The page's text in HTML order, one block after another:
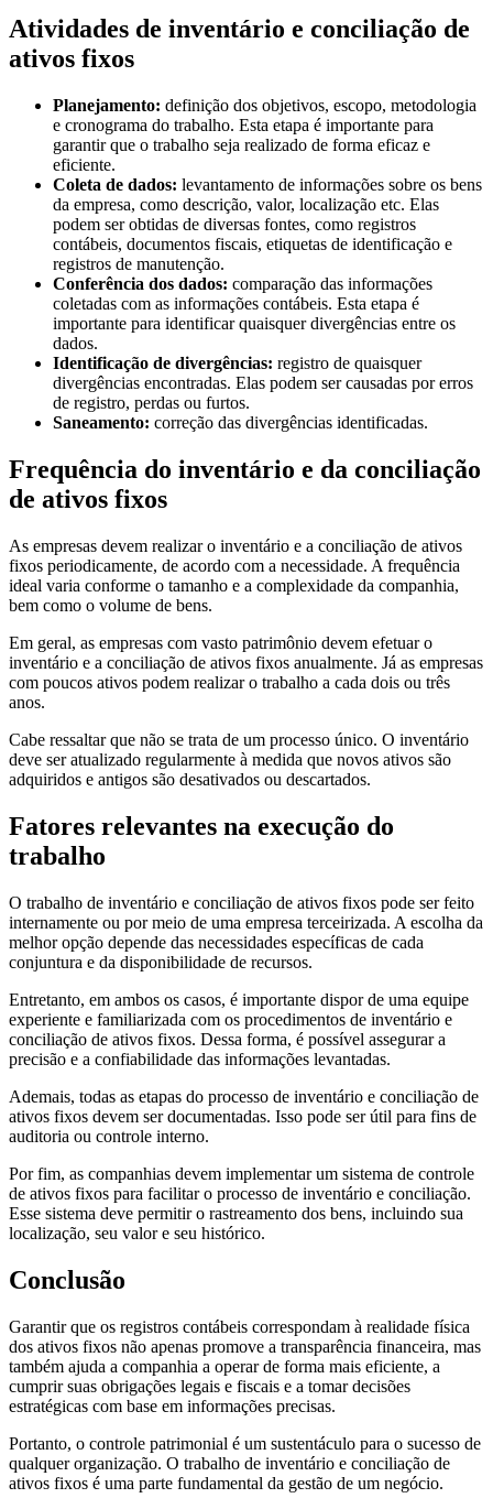
Atividades de inventário e conciliação de
ativos fixos
Planejamento: definição dos objetivos, escopo, metodologia
e cronograma do trabalho. Esta etapa é importante para
garantir que o trabalho seja realizado de forma eficaz e
eficiente.
Coleta de dados: levantamento de informações sobre os bens
da empresa, como descrição, valor, localização etc. Elas
podem ser obtidas de diversas fontes, como registros
contábeis, documentos fiscais, etiquetas de identificação e
registros de manutenção.
Conferência dos dados: comparação das informações
coletadas com as informações contábeis. Esta etapa é
importante para identificar quaisquer divergências entre os
dados.
Identificação de divergências: registro de quaisquer
divergências encontradas. Elas podem ser causadas por erros
de registro, perdas ou furtos.
Saneamento: correção das divergências identificadas.
Frequência do inventário e da conciliação
de ativos fixos
As empresas devem realizar o inventário e a conciliação de ativos
fixos periodicamente, de acordo com a necessidade. A frequência
ideal varia conforme o tamanho e a complexidade da companhia,
bem como o volume de bens.
Em geral, as empresas com vasto patrimônio devem efetuar o
inventário e a conciliação de ativos fixos anualmente. Já as empresas
com poucos ativos podem realizar o trabalho a cada dois ou três
anos.
Cabe ressaltar que não se trata de um processo único. O inventário
deve ser atualizado regularmente à medida que novos ativos são
adquiridos e antigos são desativados ou descartados.
Fatores relevantes na execução do
trabalho
O trabalho de inventário e conciliação de ativos fixos pode ser feito
internamente ou por meio de uma empresa terceirizada. A escolha da
melhor opção depende das necessidades específicas de cada
conjuntura e da disponibilidade de recursos.
Entretanto, em ambos os casos, é importante dispor de uma equipe
experiente e familiarizada com os procedimentos de inventário e
conciliação de ativos fixos. Dessa forma, é possível assegurar a
precisão e a confiabilidade das informações levantadas.
Ademais, todas as etapas do processo de inventário e conciliação de
ativos fixos devem ser documentadas. Isso pode ser útil para fins de
auditoria ou controle interno.
Por fim, as companhias devem implementar um sistema de controle
de ativos fixos para facilitar o processo de inventário e conciliação.
Esse sistema deve permitir o rastreamento dos bens, incluindo sua
localização, seu valor e seu histórico.
Conclusão
Garantir que os registros contábeis correspondam à realidade física
dos ativos fixos não apenas promove a transparência financeira, mas
também ajuda a companhia a operar de forma mais eficiente, a
cumprir suas obrigações legais e fiscais e a tomar decisões
estratégicas com base em informações precisas.
Portanto, o controle patrimonial é um sustentáculo para o sucesso de
qualquer organização. O trabalho de inventário e conciliação de
ativos fixos é uma parte fundamental da gestão de um negócio.